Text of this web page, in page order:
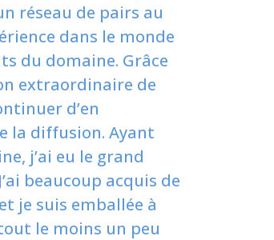
réseau de pairs au
dans le monde
du domaine. Grâce
extraordinaire de
d’en
la diffusion. Ayant
j’ai eu le grand
beaucoup acquis de
je suis emballée à
le moins un peu